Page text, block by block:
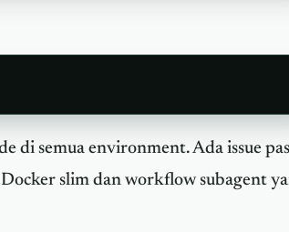
di semua environment. Ada issue
slim dan workflow subagent